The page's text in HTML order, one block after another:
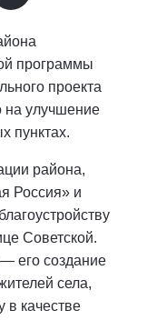
программы
проекта
на улучшение
пунктах.
района,
Россия» и
Советской.
его создание
села,
в качестве